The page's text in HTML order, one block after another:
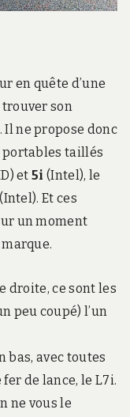
en quête d’une
son
Il ne propose donc
portables taillés
et5i (Intel), le
(Intel). Et ces
un moment
droite, ce sont les
peu coupé) l’un
bas, avec toutes
fer de lance, le L7i.
ne vous le